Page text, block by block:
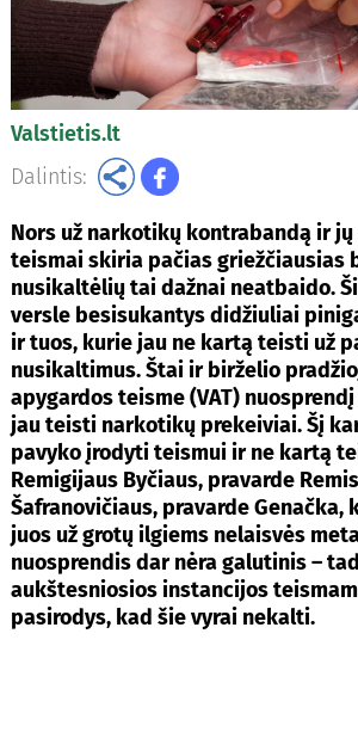
Valstietis.lt
Dalintis:
Nors už narkotikų kontrabandą ir
teismai skiria pačias griežčiausias
nusikaltėlių tai dažnai neatbaido.
versle besisukantys didžiuliai
ir tuos, kurie jau ne kartą teisti už
nusikaltimus. Štai ir birželio
apygardos teisme (VAT)
jau teisti narkotikų prekeiviai. Šį
pavyko įrodyti teismui ir ne kartą
Remigijaus Byčiaus, pravarde
Šafranovičiaus, pravarde
juos už grotų ilgiems nelaisvės
nuosprendis dar nėra galutinis –
aukštesniosios instancijos
pasirodys, kad šie vyrai nekalti.